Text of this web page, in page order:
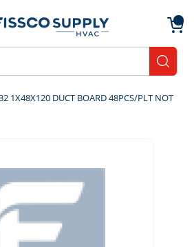
1X48X120 DUCT BOARD 48PCS/PLT NOT